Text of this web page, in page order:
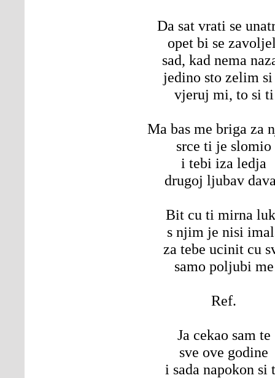
Da sat vrati se
opet bi se
sad, kad nema
jedino sto zelim
vjeruj mi, to si ti
Ma bas me briga za
srce ti je slomio
i tebi iza ledja
drugoj ljubav
Bit cu ti mirna
s njim je nisi
za tebe ucinit cu
samo poljubi me
Ref.
Ja cekao sam te
sve ove godine
i sada napokon si